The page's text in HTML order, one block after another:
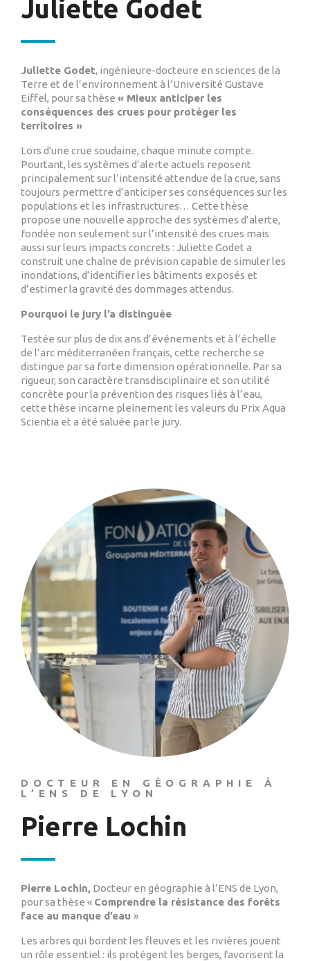
Juliette Godet
Juliette Godet, ingénieure-docteure en sciences de la
Terre et de l’environnement à l’Université Gustave
Eiffel, pour sa thèse « Mieux anticiper les
conséquences des crues pour protéger les
territoires »
Lors d'une crue soudaine, chaque minute compte.
Pourtant, les systèmes d’alerte actuels reposent
principalement sur l’intensité attendue de la crue, sans
toujours permettre d’anticiper ses conséquences sur les
populations et les infrastructures… Cette thèse
propose une nouvelle approche des systèmes d’alerte,
fondée non seulement sur l’intensité des crues mais
aussi sur leurs impacts concrets : Juliette Godet a
construit une chaîne de prévision capable de simuler les
inondations, d’identifier les bâtiments exposés et
d’estimer la gravité des dommages attendus.
Pourquoi le jury l’a distinguée
Testée sur plus de dix ans d’événements et à l’échelle
de l’arc méditerranéen français, cette recherche se
distingue par sa forte dimension opérationnelle. Par sa
rigueur, son caractère transdisciplinaire et son utilité
concrète pour la prévention des risques liés à l’eau,
cette thèse incarne pleinement les valeurs du Prix Aqua
Scientia et a été saluée par le jury.
DOCTEUR EN GÉOGRAPHIE À
L’ENS DE LYON
Pierre Lochin
Pierre Lochin, Docteur en géographie à l’ENS de Lyon,
pour sa thèse « Comprendre la résistance des forêts
face au manque d’eau »
Les arbres qui bordent les fleuves et les rivières jouent
un rôle essentiel : ils protègent les berges, favorisent la